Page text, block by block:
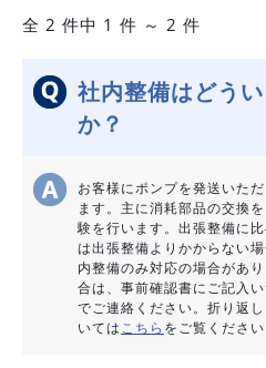
全 2 件中 1 件 ～ 2 件
社内整備はどう
か？
お客様にポンプを発送いた
ます。主に消耗部品の交換
験を行います。出張整備に
は出張整備よりかからない
内整備のみ対応の場合があ
合は、事前確認書にご記入
でご連絡ください。折り返
いてはこちら をご覧くださ